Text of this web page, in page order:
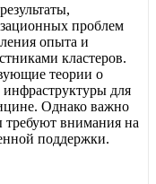
проблем
опыта и
кластеров.
теории о
для
Однако важно
требуют внимания на
поддержки.